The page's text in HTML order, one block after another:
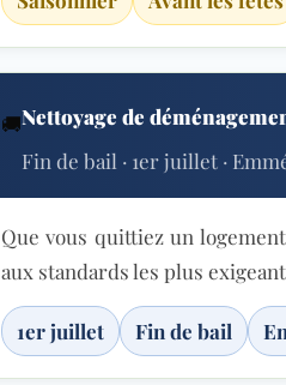
🚚Nettoyage de
Fin de bail · 1er juillet ·
Que vous quittiez un
aux standards les plus
1er juillet Fin de bail